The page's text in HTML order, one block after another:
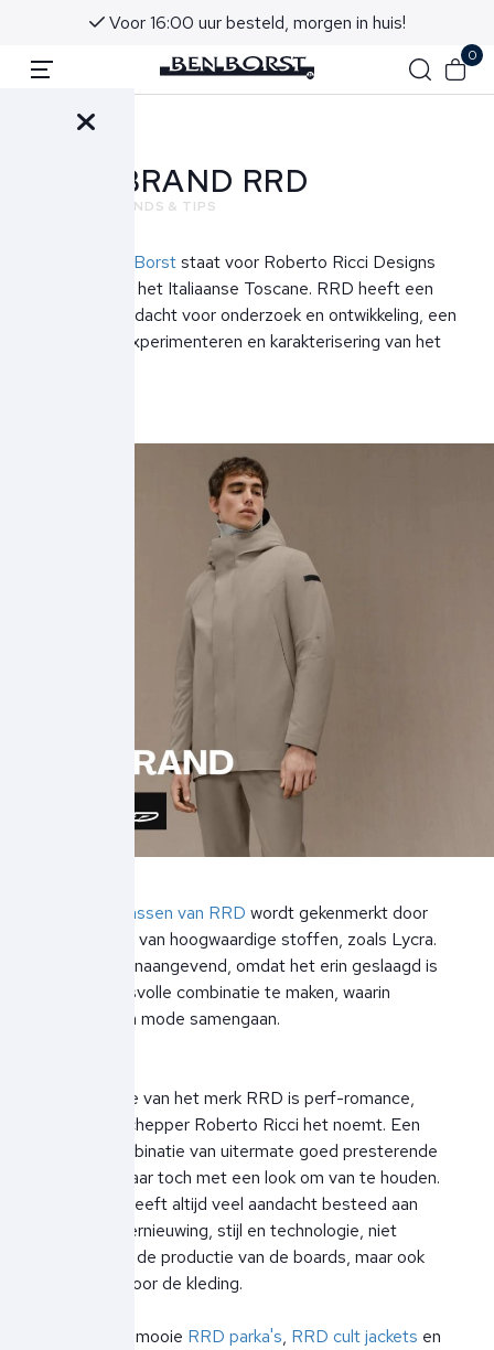
Voor 16:00 uur besteld, morgen in huis!
0
NEW BRAND RRD
TRENDS & TIPS
RRD bij Ben Borststaat voor Roberto Ricci Designs
afkomstig uit het Italiaanse Toscane. RRD heeft een
duidelijke aandacht voor onderzoek en ontwikkeling, een
cultuur van experimenteren en karakterisering van het
De heren jassen van RRD wordt gekenmerkt door
het gebruik van hoogwaardige stoffen, zoals Lycra.
RRD is toonaangevend, omdat het erin geslaagd is
een succesvolle combinatie te maken, waarin
techniek en mode samengaan.
De filosofie van het merk RRD is perf-romance,
zoals de schepper Roberto Ricci het noemt. Een
unieke combinatie van uitermate goed presterende
stoffen, maar toch met een look om van te houden.
Het merk heeft altijd veel aandacht besteed aan
detail en vernieuwing, stijl en technologie, niet
alleen voor de productie van de boards, maar ook
en vooral voor de kleding.
Ontdek de mooie RRD parka's, RRD cult jackets en